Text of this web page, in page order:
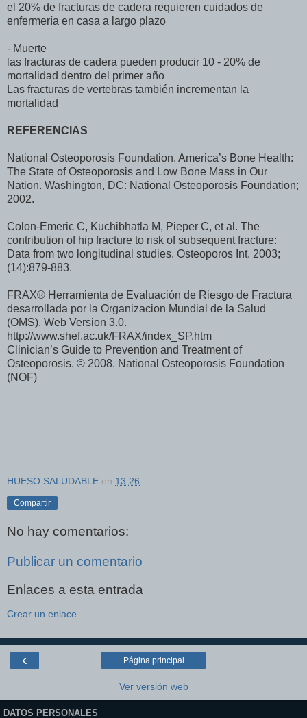
el 20% de fracturas de cadera requieren cuidados de
enfermería en casa a largo plazo
- Muerte
las fracturas de cadera pueden producir 10 - 20% de
mortalidad dentro del primer año
Las fracturas de vertebras también incrementan la
mortalidad
REFERENCIAS
National Osteoporosis Foundation. America’s Bone Health:
The State of Osteoporosis and Low Bone Mass in Our
Nation. Washington, DC: National Osteoporosis Foundation;
2002.
Colon-Emeric C, Kuchibhatla M, Pieper C, et al. The
contribution of hip fracture to risk of subsequent fracture:
Data from two longitudinal studies. Osteoporos Int. 2003;
(14):879-883.
FRAX® Herramienta de Evaluación de Riesgo de Fractura
desarrollada por la Organizacion Mundial de la Salud
(OMS). Web Version 3.0.
http://www.shef.ac.uk/FRAX/index_SP.htm
Clinician’s Guide to Prevention and Treatment of
Osteoporosis. © 2008. National Osteoporosis Foundation
(NOF)
HUESO SALUDABLE en 13:26
Compartir
No hay comentarios:
Publicar un comentario
Enlaces a esta entrada
Crear un enlace
‹ Página principal
Ver versión web
DATOS PERSONALES